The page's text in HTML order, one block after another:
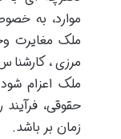
موارد، به
ملک مغایرت
مرزی،
ملک اعزام
حقوقی،
زمان بر باشد.